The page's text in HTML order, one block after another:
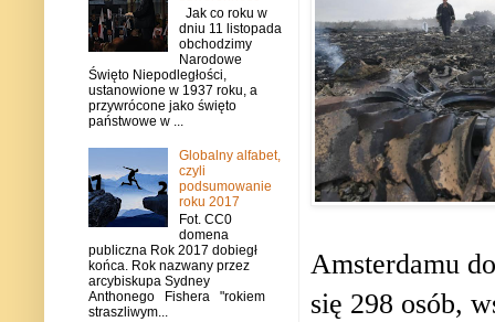
Amsterdamu
się 298 osób,
Jak co roku w
dniu 11 listopada
obchodzimy
Narodowe
Święto Niepodległości,
ustanowione w 1937 roku, a
przywrócone jako święto
państwowe w ...
Globalny alfabet,
czyli
podsumowanie
roku 2017
Fot. CC0
domena
publiczna Rok 2017 dobiegł
końca. Rok nazwany przez
arcybiskupa Sydney
Anthonego Fishera "rokiem
straszliwym...